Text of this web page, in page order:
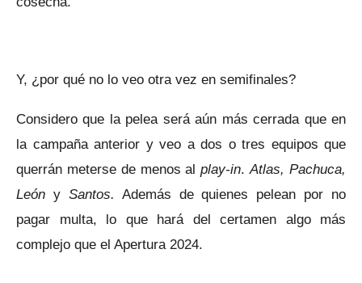
Y, ¿por qué no lo veo otra vez en semifinales?
Considero que la pelea será aún más cerrada que en
la campaña anterior y veo a dos o tres equipos que
querrán meterse de menos alplay-in.Atlas, Pachuca,
León y Santos. Además de quienes pelean por no
pagar multa, lo que hará del certamen algo más
complejo que el Apertura 2024.